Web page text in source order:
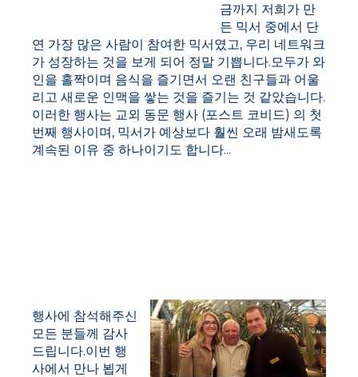
금까지 저희가 만
든 믹서 중에서 단
연 가장 많은 사람이 참여한 믹서였고, 우리 네트워크
가 성장하는 것을 보게 되어 정말 기쁩니다.모두가 와
인을 홀짝이며 음식을 즐기면서 오랜 친구들과 어울
리고 새로운 인맥을 쌓는 것을 즐기는 것 같았습니다.
이러한 행사는 교외 동문 행사 (포스트 코비드) 의 첫
번째 행사이며, 믹서가 예상보다 훨씬 오래 밤새도록
계속된 이유 중 하나이기도 합니다...
행사에 참석해주신
모든 분들께 감사
드립니다.이번 행
사에서 만나 뵙게